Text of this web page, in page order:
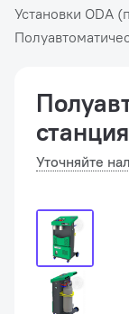
Установки ODA
Уточняйте